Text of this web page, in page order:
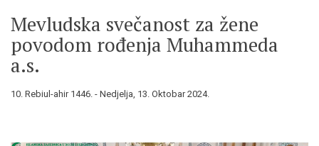
Mevludska svečanost za žene
povodom rođenja Muhammeda
a.s.
10. Rebiul-ahir 1446. - Nedjelja, 13. Oktobar 2024.